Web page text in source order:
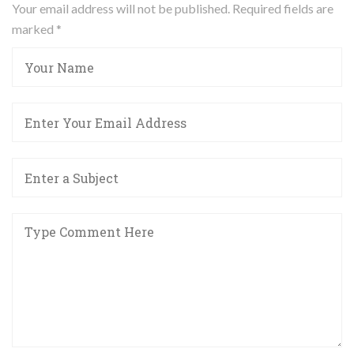
Your email address will not be published. Required fields are
marked *